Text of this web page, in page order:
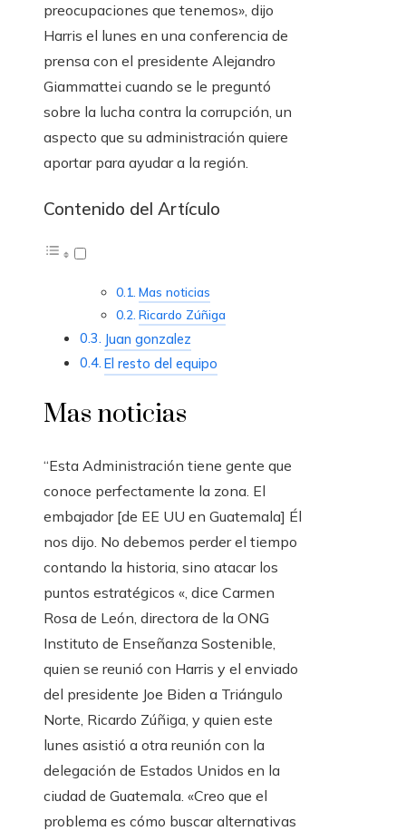
preocupaciones que tenemos», dijo
Harris el lunes en una conferencia de
prensa con el presidente Alejandro
Giammattei cuando se le preguntó
sobre la lucha contra la corrupción, un
aspecto que su administración quiere
aportar para ayudar a la región.
Contenido del Artículo
Mas noticias
Ricardo Zúñiga
Juan gonzalez
El resto del equipo
Mas noticias
“Esta Administración tiene gente que
conoce perfectamente la zona. El
embajador [de EE UU en Guatemala] Él
nos dijo. No debemos perder el tiempo
contando la historia, sino atacar los
puntos estratégicos «, dice Carmen
Rosa de León, directora de la ONG
Instituto de Enseñanza Sostenible,
quien se reunió con Harris y el enviado
del presidente Joe Biden a Triángulo
Norte, Ricardo Zúñiga, y quien este
lunes asistió a otra reunión con la
delegación de Estados Unidos en la
ciudad de Guatemala. «Creo que el
problema es cómo buscar alternativas